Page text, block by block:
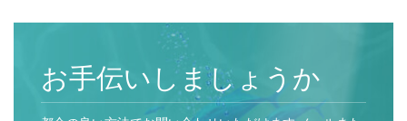
お手伝いしましょうか